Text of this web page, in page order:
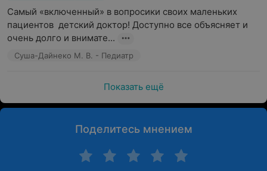
Самый «включенный» в вопросики своих маленьких
пациентов  детский доктор! Доступно все объясняет и
очень долго и внимате...
Суша-Дайнеко М. В. - Педиатр
Показать ещё
Поделитесь мнением